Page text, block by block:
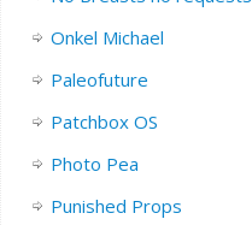
Onkel Michael
Paleofuture
Patchbox OS
Photo Pea
Punished Props